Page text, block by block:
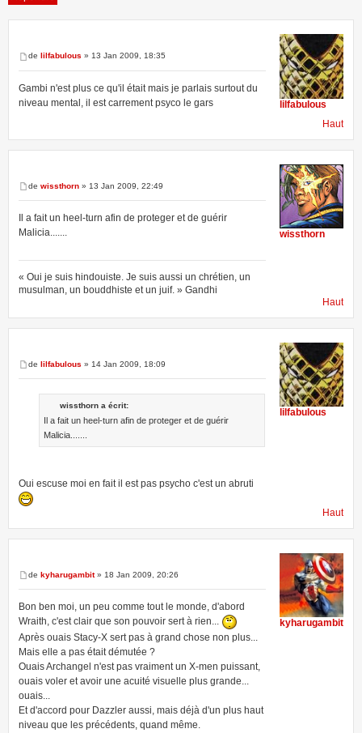
52 messages • • 1 2 3 4
de lilfabulous » 13 Jan 2009, 18:35
Gambi n'est plus ce qu'il était mais je parlais surtout du
niveau mental, il est carrement psyco le gars
lilfabulous
Haut
de wissthorn » 13 Jan 2009, 22:49
Il a fait un heel-turn afin de proteger et de guérir
Malicia.......
« Oui je suis hindouiste. Je suis aussi un chrétien, un
musulman, un bouddhiste et un juif. » Gandhi
wissthorn
Haut
de lilfabulous » 14 Jan 2009, 18:09
wissthorn a écrit:
Il a fait un heel-turn afin de proteger et de guérir
Malicia.......
Oui escuse moi en fait il est pas psycho c'est un abruti
lilfabulous
Haut
de kyharugambit» 18 Jan 2009, 20:26
Bon ben moi, un peu comme tout le monde, d'abord
Wraith, c'est clair que son pouvoir sert à rien...
Après ouais Stacy-X sert pas à grand chose non plus...
Mais elle a pas était démutée ?
Ouais Archangel n'est pas vraiment un X-men puissant,
ouais voler et avoir une acuité visuelle plus grande...
ouais...
Et d'accord pour Dazzler aussi, mais déjà d'un plus haut
niveau que les précédents, quand même.
kyharugambit